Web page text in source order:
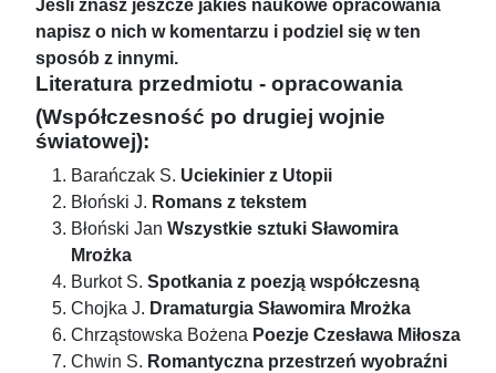
Jeśli znasz jeszcze jakieś naukowe opracowania
napisz o nich w komentarzu i podziel się w ten
sposób z innymi.
Literatura przedmiotu - opracowania
(Współczesność po drugiej wojnie
światowej):
Barańczak S. Uciekinier z Utopii
Błoński J. Romans z tekstem
Błoński Jan Wszystkie sztuki Sławomira
Mrożka
Burkot S. Spotkania z poezją współczesną
Chojka J. Dramaturgia Sławomira Mrożka
Chrząstowska Bożena Poezje Czesława Miłosza
Chwin S. Romantyczna przestrzeń wyobraźni